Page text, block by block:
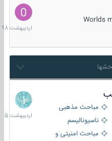
10
1398
مباحث مذهبی
ناسیونالیسم
مباحث امنیتی و اطلاعاتی
8
1405